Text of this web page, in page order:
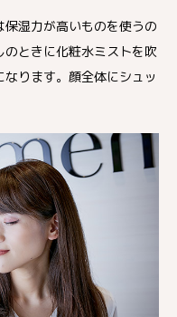
湿力が高いものを使うの
ときに化粧水ミストを吹
ります。顔全体にシュッ